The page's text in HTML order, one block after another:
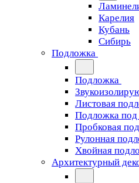
Карелия
Кубань
Сибирь
Подложка
Подложка
Листовая
Подложка под
Пробковая
Рулонная
Хвойная
Архитектурный